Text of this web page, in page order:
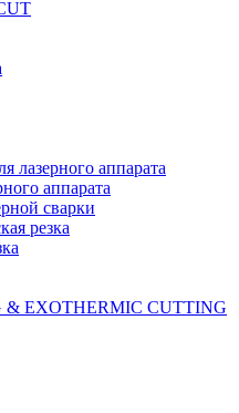
лазерного аппарата
аппарата
сварки
резка
& EXOTHERMIC CUTTING